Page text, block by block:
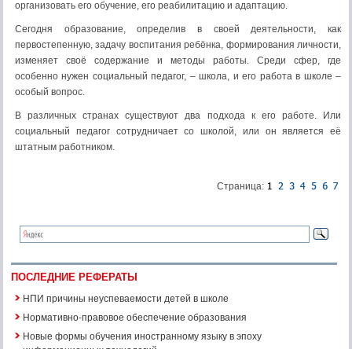
организовать его обучение, его реабилитацию и адаптацию.
Сегодня образование, определив в своей деятельности, как
первостепенную, задачу воспитания ребёнка, формирования личности,
изменяет своё содержание и методы работы. Среди сфер, где
особенно нужен социальный педагог, – школа, и его работа в школе –
особый вопрос.
В различных странах существуют два подхода к его работе. Или
социальный педагог сотрудничает со школой, или он является её
штатным работником.
Страница:
ПОСЛЕДНИЕ РЕФЕРАТЫ
НПИ причины неуспеваемости детей в школе
Нормативно-правовое обеспечение образования
Новые формы обучения иностранному языку в эпоху